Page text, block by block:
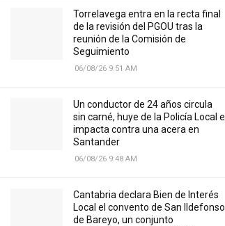
Torrelavega entra en la recta final
de la revisión del PGOU tras la
reunión de la Comisión de
Seguimiento
06/08/26 9:51 AM
Un conductor de 24 años circula
sin carné, huye de la Policía Local e
impacta contra una acera en
Santander
06/08/26 9:48 AM
Cantabria declara Bien de Interés
Local el convento de San Ildefonso
de Bareyo, un conjunto